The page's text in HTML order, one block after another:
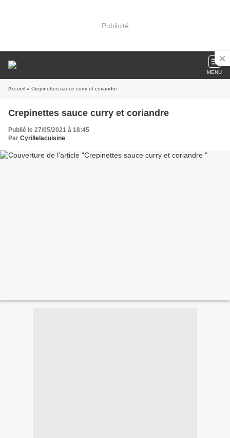
Publicité
MENU
Accueil » Crepinettes sauce curry et coriandre
Crepinettes sauce curry et coriandre
Publié le 27/05/2021 à 18:45
Par Cyrillelacuisine